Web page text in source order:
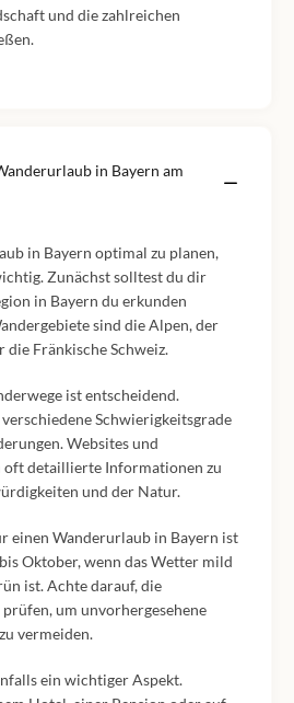
und die zahlreichen
in Bayern am
in Bayern optimal zu planen,
Zunächst solltest du dir
in Bayern du erkunden
sind die Alpen, der
die Fränkische Schweiz.
ist entscheidend.
Schwierigkeitsgrade
Websites und
detaillierte Informationen zu
und der Natur.
einen Wanderurlaub in Bayern ist
Oktober, wenn das Wetter mild
ist. Achte darauf, die
um unvorhergesehene
vermeiden.
ein wichtiger Aspekt.